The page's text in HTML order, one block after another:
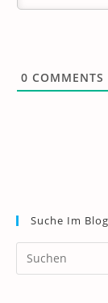
0 COMMENTS
Suche Im Blog